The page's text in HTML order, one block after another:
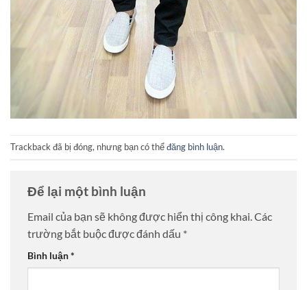
Trackback đã bị đóng, nhưng bạn có thểđăng bình luận.
Để lại một bình luận
Email của bạn sẽ không được hiển thị công khai.Các
trường bắt buộc được đánh dấu *
Bình luận*